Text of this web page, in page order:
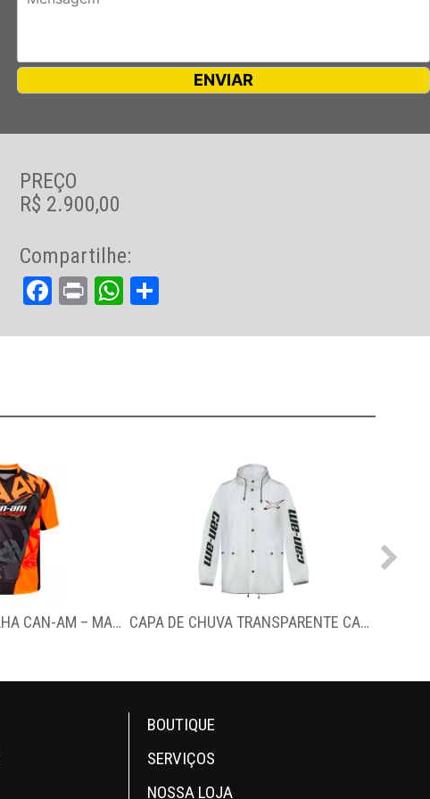
PREÇO
R$ 2.900,00
Compartilhe:
Facebook
PrintWhatsApp
CAMISA PARA TRILHA CAN-AM – MANGA COMPRIDA CAPA DE CHUVA TRANSPARENTE CAN-AM
BOUTIQUE
SERVIÇOS
NOSSA LOJA